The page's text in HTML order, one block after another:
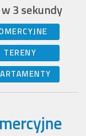
3 sekundy
TERENY